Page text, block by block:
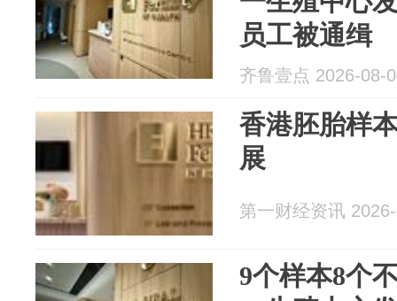
员工被通缉
齐鲁壹点 2026-08-
香港胚胎样
展
第一财经资讯
9个样本8个